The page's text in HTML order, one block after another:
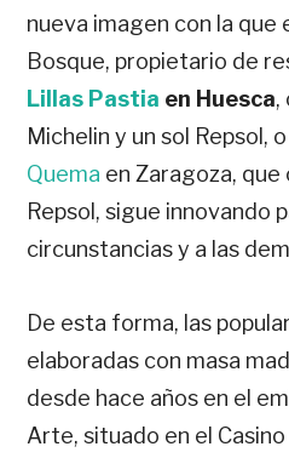
nueva imagen con la que
Bosque, propietario de
Lillas Pastia en Huesca,
Michelin y un sol Repsol,
Quema en Zaragoza, que
Repsol, sigue innovando
circunstancias y a las
De esta forma, las
elaboradas con masa
desde hace años en el
Arte, situado en el